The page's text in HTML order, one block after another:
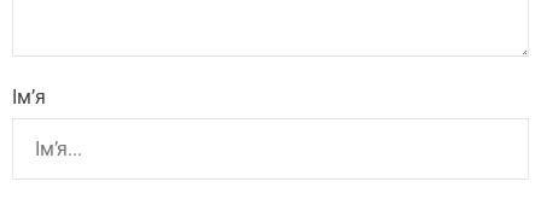
Ім’я